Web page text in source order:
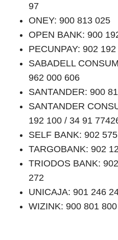
97
ONEY: 900 813 025
OPEN BANK: 900
PECUNPAY: 902
SABADELL
962 000 606
SANTANDER: 900
SANTANDER
192 100 / 34 91
SELF BANK: 902
TARGOBANK: 902
TRIODOS BANK:
272
UNICAJA: 901 246
WIZINK: 900 801